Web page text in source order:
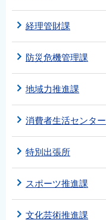
経理管財課
防災危機管理課
地域力推進課
消費者生活センター
特別出張所
スポーツ推進課
文化芸術推進課